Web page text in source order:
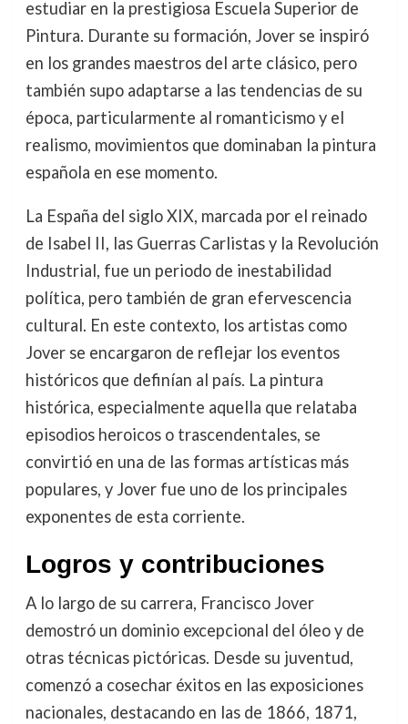
estudiar en la prestigiosa Escuela Superior de
Pintura. Durante su formación, Jover se inspiró
en los grandes maestros del arte clásico, pero
también supo adaptarse a las tendencias de su
época, particularmente al romanticismo y el
realismo, movimientos que dominaban la pintura
española en ese momento.
La España del siglo XIX, marcada por el reinado
de Isabel II, las Guerras Carlistas y la Revolución
Industrial, fue un periodo de inestabilidad
política, pero también de gran efervescencia
cultural. En este contexto, los artistas como
Jover se encargaron de reflejar los eventos
históricos que definían al país. La pintura
histórica, especialmente aquella que relataba
episodios heroicos o trascendentales, se
convirtió en una de las formas artísticas más
populares, y Jover fue uno de los principales
exponentes de esta corriente.
Logros y contribuciones
A lo largo de su carrera, Francisco Jover
demostró un dominio excepcional del óleo y de
otras técnicas pictóricas. Desde su juventud,
comenzó a cosechar éxitos en las exposiciones
nacionales, destacando en las de 1866, 1871,